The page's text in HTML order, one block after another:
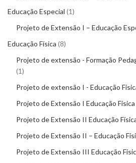
Educação Especial 1
Projeto de Extensão I – Educação
Educação Física 8
Projeto de extensão - Formação
1
Projeto de extensão I - Educação
Projeto de Extensão I Educação
Projeto de Extensão II Educação
Projeto de Extensão II – Educação
Projeto de Extensão III Educação